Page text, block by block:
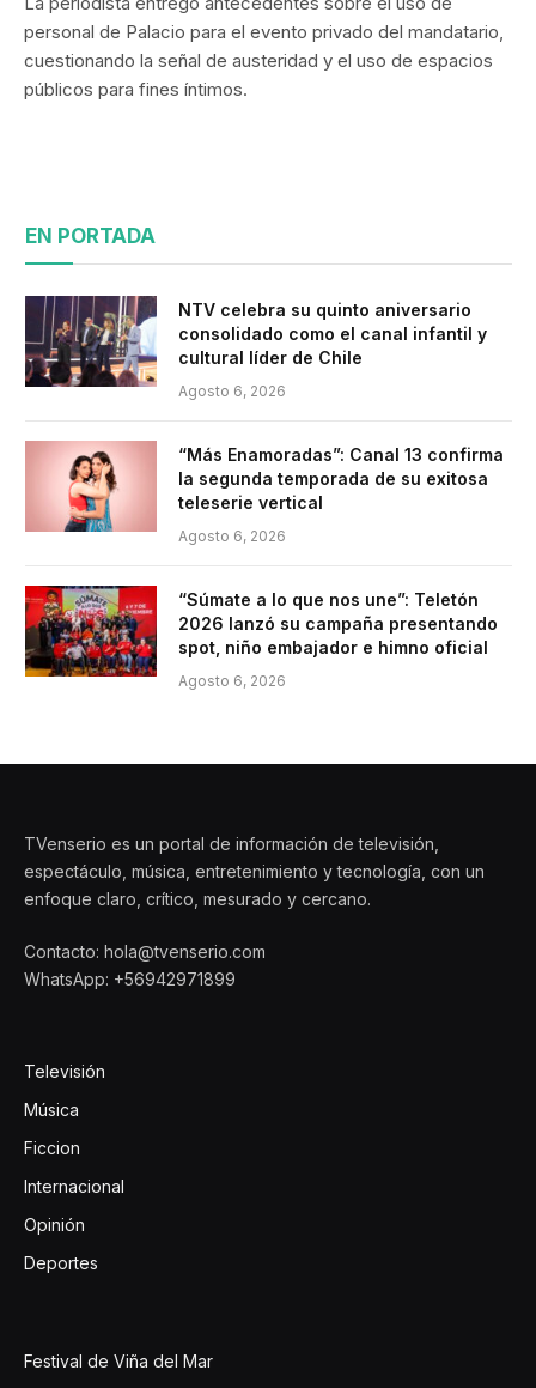
personal de Palacio para el evento privado del mandatario,
cuestionando la señal de austeridad y el uso de espacios
públicos para fines íntimos.
EN PORTADA
NTV celebra su quinto aniversario
consolidado como el canal infantil y
cultural líder de Chile
Agosto 6, 2026
“Más Enamoradas”: Canal 13 confirma
la segunda temporada de su exitosa
teleserie vertical
Agosto 6, 2026
“Súmate a lo que nos une”: Teletón
2026 lanzó su campaña presentando
spot, niño embajador e himno oficial
Agosto 6, 2026
TVenserio es un portal de información de televisión,
espectáculo, música, entretenimiento y tecnología, con un
enfoque claro, crítico, mesurado y cercano.
Contacto: hola@tvenserio.com
WhatsApp: +56942971899
Televisión
Música
Ficcion
Internacional
Opinión
Deportes
Festival de Viña del Mar